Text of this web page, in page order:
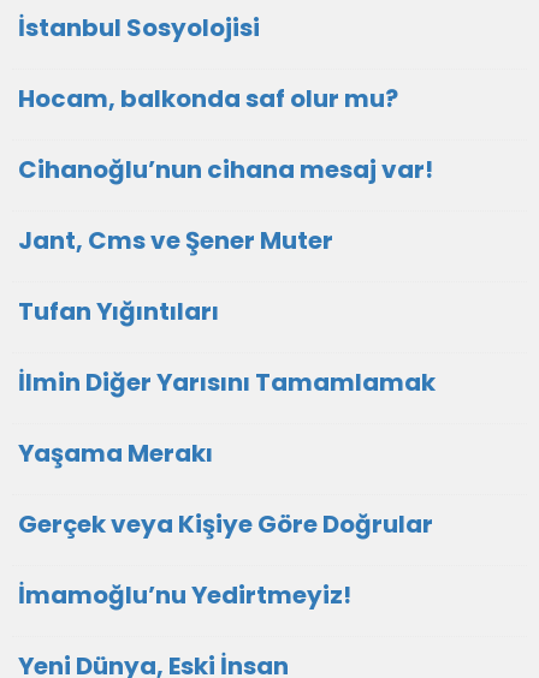
İstanbul Sosyolojisi
Hocam, balkonda saf olur mu?
Cihanoğlu’nun cihana mesaj var!
Jant, Cms ve Şener Muter
Tufan Yığıntıları
İlmin Diğer Yarısını Tamamlamak
Yaşama Merakı
Gerçek veya Kişiye Göre Doğrular
İmamoğlu’nu Yedirtmeyiz!
Yeni Dünya, Eski İnsan